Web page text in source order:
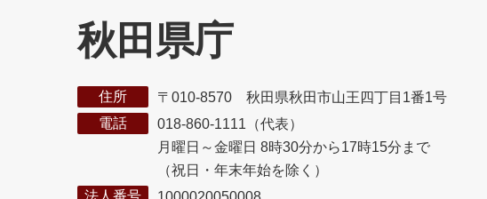
秋田県庁
住所
〒010-8570 秋田県秋田市山王四丁目1番1号
電話
018-860-1111（代表）
月曜日～金曜日 8時30分から17時15分まで
（祝日・年末年始を除く）
法人番号